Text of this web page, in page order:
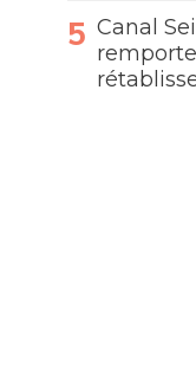
Canal